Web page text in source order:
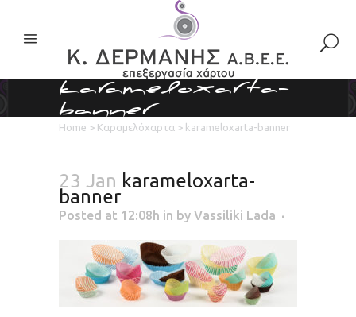
karameloxarta-
banner
Home > Καραμελόχαρτα > karameloxarta-banner
23 Jan karameloxarta-
banner
Posted at 12:08h in by Vassiliki Lada